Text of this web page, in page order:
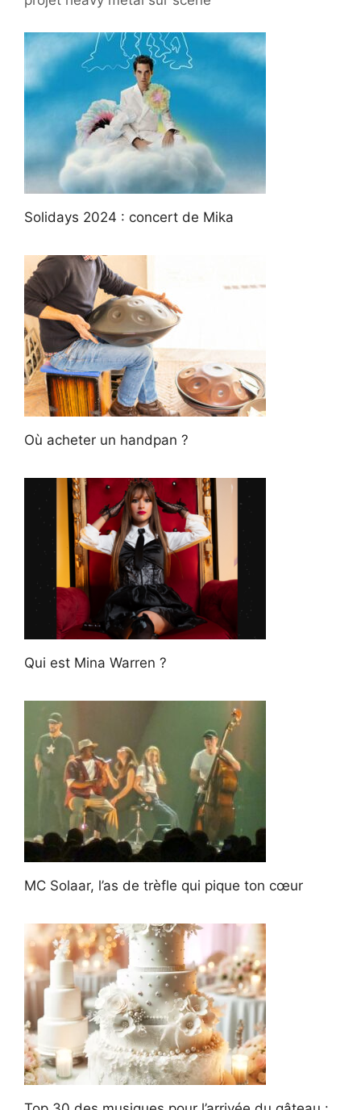
Solidays 2024 : concert de Mika
Où acheter un handpan ?
Qui est Mina Warren ?
MC Solaar, l’as de trèfle qui pique ton cœur